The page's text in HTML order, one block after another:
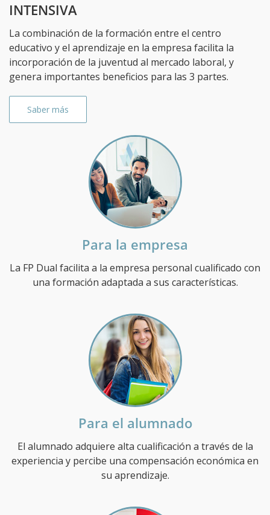
INTENSIVA
La combinación de la formación entre el centro
educativo y el aprendizaje en la empresa facilita la
incorporación de la juventud al mercado laboral, y
genera importantes beneficios para las 3 partes.
Saber más
Para la empresa
La FP Dual facilita a la empresa personal cualificado con
una formación adaptada a sus características.
Para el alumnado
El alumnado adquiere alta cualificación a través de la
experiencia y percibe una compensación económica en
su aprendizaje.